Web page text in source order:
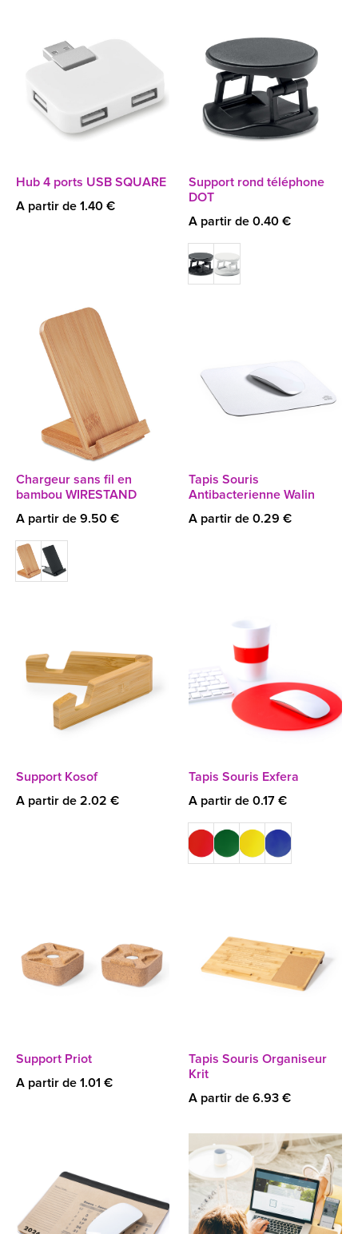
Hub 4 ports USB SQUARE
A partir de 1.40 €
Support rond téléphone
DOT
A partir de 0.40 €
Chargeur sans fil en
bambou WIRESTAND
A partir de 9.50 €
Tapis Souris
Antibacterienne Walin
A partir de 0.29 €
Support Kosof
A partir de 2.02 €
Tapis Souris Exfera
A partir de 0.17 €
Support Priot
A partir de 1.01 €
Tapis Souris Organiseur
Krit
A partir de 6.93 €